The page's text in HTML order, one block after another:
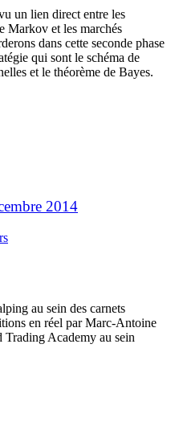
un lien direct entre les
Markov et les marchés
dans cette seconde phase
qui sont le schéma de
et le théorème de Bayes.
2014
au sein des carnets
en réel par Marc-Antoine
Academy au sein